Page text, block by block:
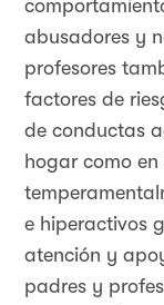
abusadores y
profesores
factores de
de conductas
hogar como
e hiperactivos
atención y
padres y